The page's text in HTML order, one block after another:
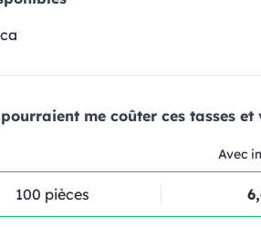
me coûter ces tasses et
Avec
100 pièces